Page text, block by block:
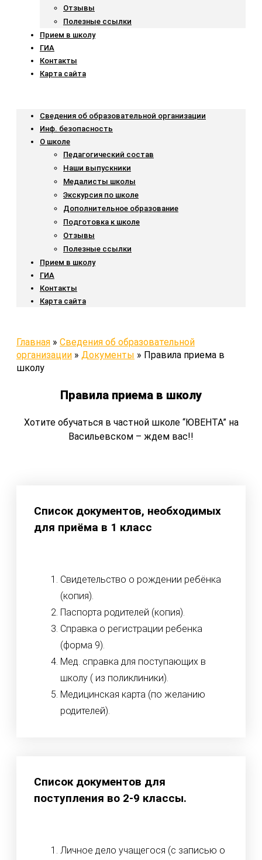
Отзывы
Полезные ссылки
Прием в школу
ГИА
Контакты
Карта сайта
Сведения об образовательной организации
Инф. безопасность
О школе
Педагогический состав
Наши выпускники
Медалисты школы
Экскурсия по школе
Дополнительное образование
Подготовка к школе
Отзывы
Полезные ссылки
Прием в школу
ГИА
Контакты
Карта сайта
Главная » Сведения об образовательной
организации » Документы » Правила приема в
школу
Правила приема в школу
Хотите обучаться в частной школе “ЮВЕНТА” на
Васильевском – ждем вас!!
Список документов, необходимых
для приёма в 1 класс
Свидетельство о рождении ребёнка
(копия).
Паспорта родителей (копия).
Справка о регистрации ребенка
(форма 9).
Мед. справка для поступающих в
школу ( из поликлиники).
Медицинская карта (по желанию
родителей).
Список документов для
поступления во 2-9 классы.
Личное дело учащегося (с записью о